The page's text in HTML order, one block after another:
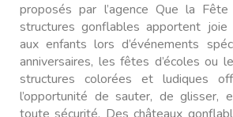
proposés par l’agence Que la Fête
structures gonflables apportent
aux enfants lors d’événements
anniversaires, les fêtes d’écoles ou
structures colorées et ludiques
l’opportunité de sauter, de glisser,